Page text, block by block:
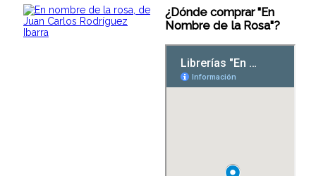
¿Dónde comprar "En
Nombre de la Rosa"?